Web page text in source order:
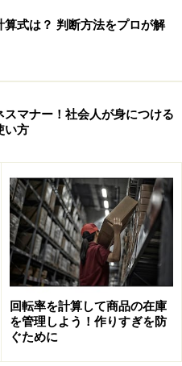
算式は？ 判断方法をプロが解
スマナー！社会人が身につける
い方
回転率を計算して商品の在庫
を管理しよう！作りすぎを防
ぐために